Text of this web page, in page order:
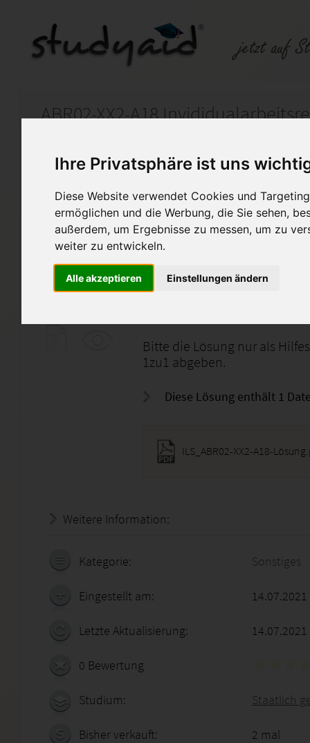
Ihre Privatsphäre ist uns
Diese Website verwendet Cookies und
ermöglichen und die Werbung, die Sie sehen,
außerdem, um Ergebnisse zu messen, um zu
weiter zu entwickeln.
Alle akzeptieren Einstellungen ändern
Auf StudyAid.de verkaufen
Startseite Sonstiges
Individualarbeitsrecht
Biete hier meine korrigierte
ILS Heftes ABR02-XX2-A18
bekommen aber es kann
Bitte die Lösung nur als
1zu1 abgeben.
Diese Lösung enthält 1
ILS_ABR02-XX2-A18-
Weitere Information:
Kategorie: Sonstiges
Eingestellt am:
Letzte Aktualisierung: 14.07.2021
0 Bewertung
Studium: Staatlich
Bisher verkauft: 2 mal